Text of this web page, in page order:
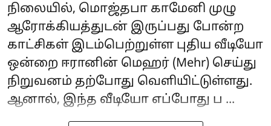
நிலையில், மொஜ்தபா காமேனி முழு
ஆரோக்கியத்துடன் இருப்பது போன்ற
காட்சிகள் இடம்பெற்றுள்ள புதிய வீடியோ
ஒன்றை ஈரானின் மெஹர் (Mehr) செய்து
நிறுவனம் தற்போது வெளியிட்டுள்ளது.
ஆனால், இந்த வீடியோ எப்போது ப ...